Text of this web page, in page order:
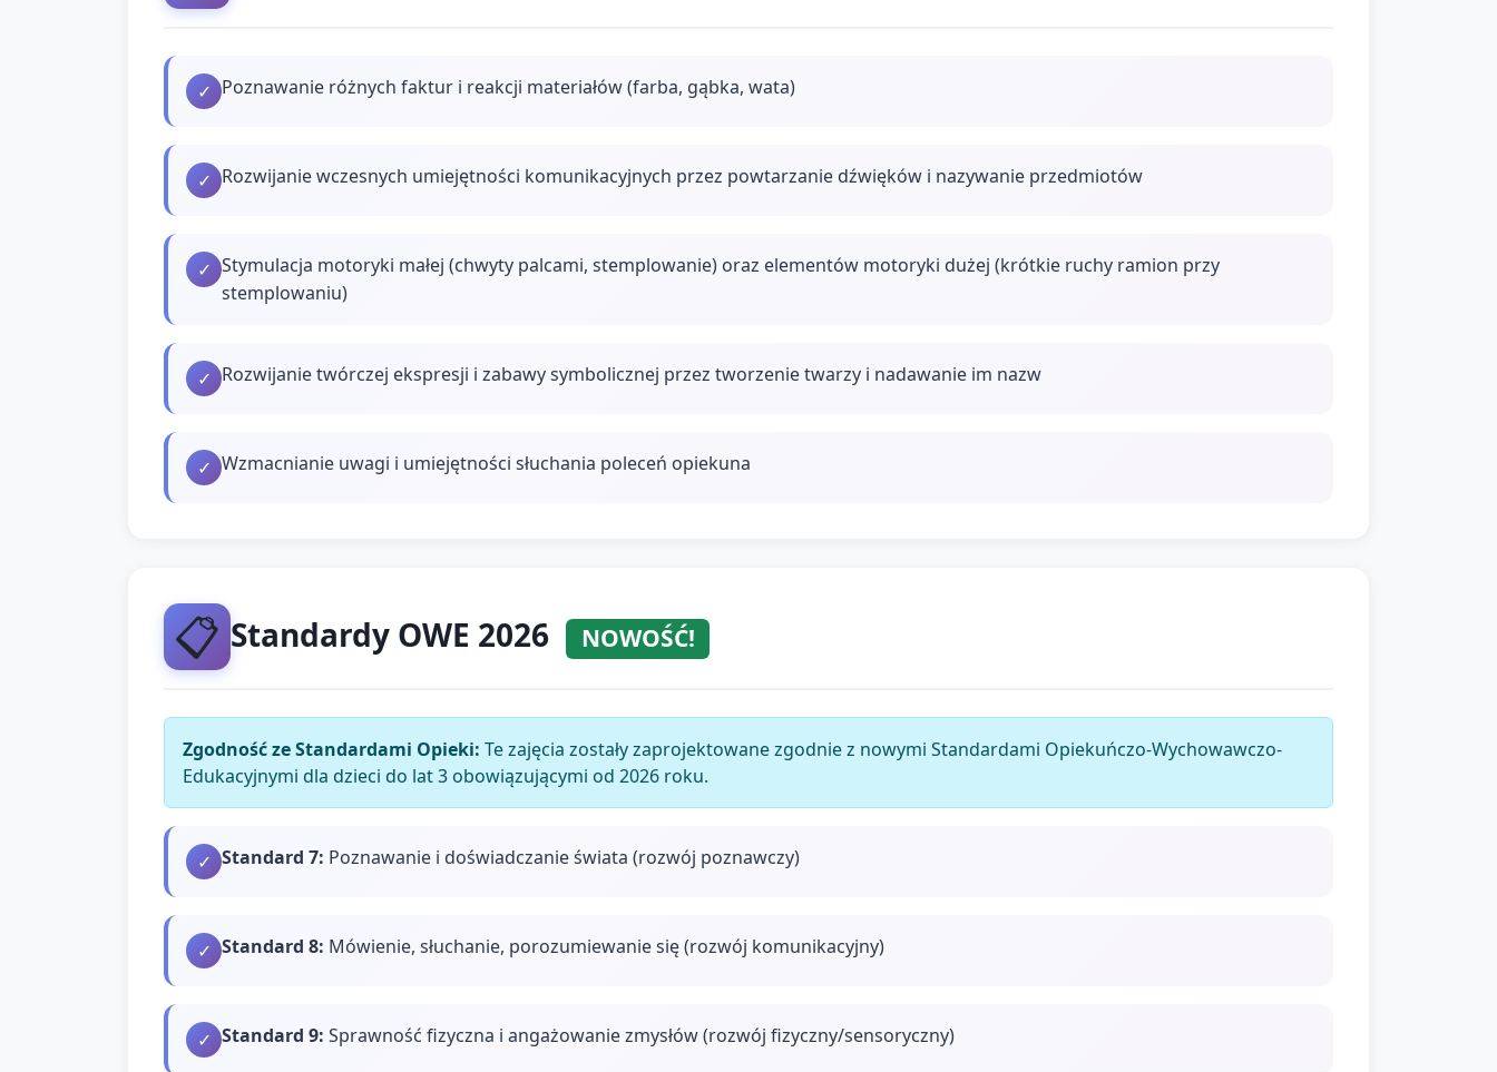
✓ Poznawanie różnych faktur i reakcji materiałów (farba, gąbka, wata)
✓ Rozwijanie wczesnych umiejętności komunikacyjnych przez powtarzanie dźwięków i nazywanie przedmiotów
✓ Stymulacja motoryki małej (chwyty palcami, stemplowanie) oraz elementów motoryki dużej (krótkie ruchy ramion przy
stemplowaniu)
✓ Rozwijanie twórczej ekspresji i zabawy symbolicznej przez tworzenie twarzy i nadawanie im nazw
✓ Wzmacnianie uwagi i umiejętności słuchania poleceń opiekuna
📋 Standardy OWE 2026 NOWOŚĆ!
Zgodność ze Standardami Opieki: Te zajęcia zostały zaprojektowane zgodnie z nowymi Standardami Opiekuńczo-Wychowawczo-
Edukacyjnymi dla dzieci do lat 3 obowiązującymi od 2026 roku.
✓ Standard 7: Poznawanie i doświadczanie świata (rozwój poznawczy)
✓ Standard 8: Mówienie, słuchanie, porozumiewanie się (rozwój komunikacyjny)
✓ Standard 9: Sprawność fizyczna i angażowanie zmysłów (rozwój fizyczny/sensoryczny)